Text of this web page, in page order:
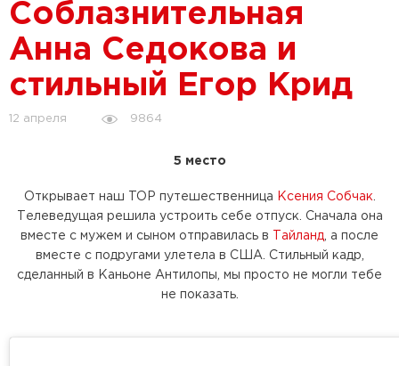
Соблазнительная
Анна Седокова и
стильный Егор Крид
12 апреля 9864
5 место
Открывает наш TOP путешественница Ксения Собчак
Телеведущая решила устроить себе отпуск. Сначала она
вместе с мужем и сыном отправилась в
Тайланд , а после
вместе с подругами улетела в США. Стильный кадр,
сделанный в Каньоне Антилопы, мы просто не могли тебе
не показать.